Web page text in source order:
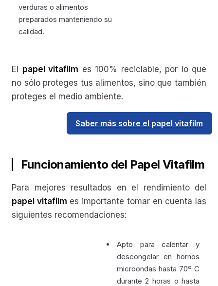
verduras o alimentos
preparados manteniendo su
calidad.
El papel vitafilm es 100% reciclable, por lo que
no sólo proteges tus alimentos, sino que también
proteges el medio ambiente.
Saber más sobre el papel vitafilm
Funcionamiento del Papel Vitafilm
Para mejores resultados en el rendimiento del
papel vitafilm es importante tomar en cuenta las
siguientes recomendaciones:
Apto para calentar y
descongelar en hornos
microondas hasta 70º C
durante 2 horas o hasta